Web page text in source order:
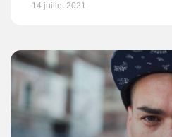
14 juillet 2021